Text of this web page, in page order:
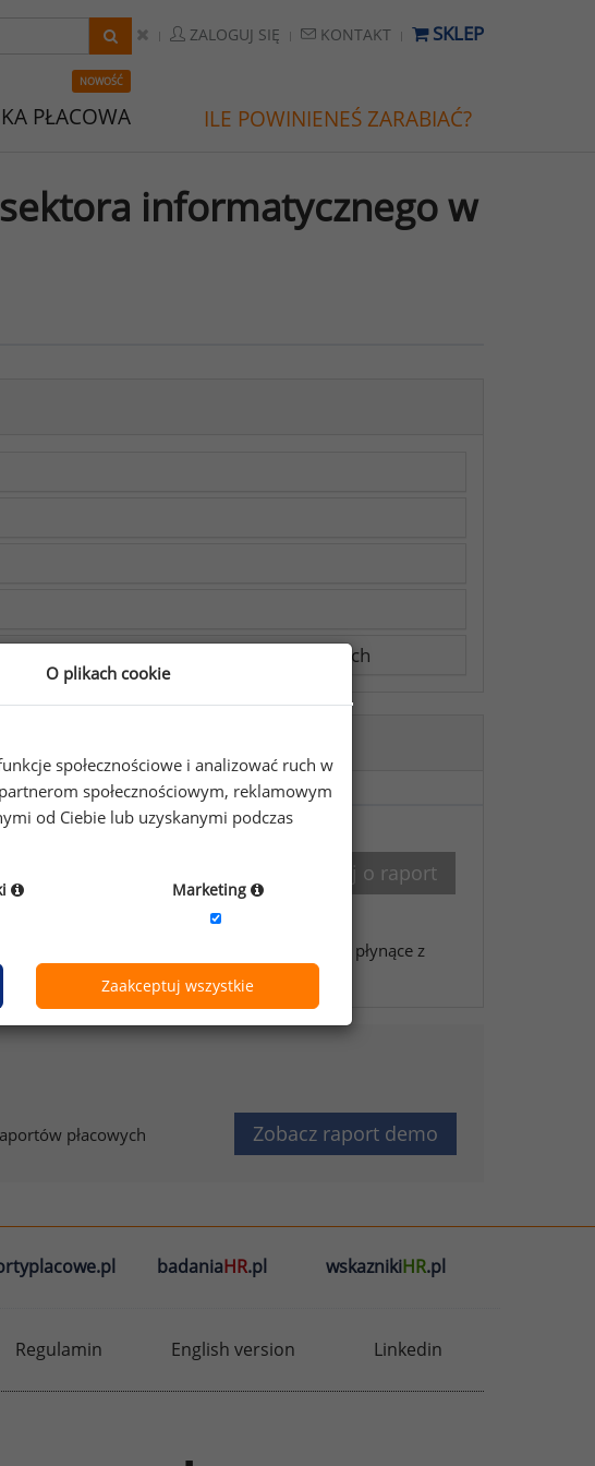
ZALOGUJ SIĘ KONTAKT SKLEP
NOWOŚĆ
PŁACOWA ILE POWINIENEŚ ZARABIAĆ?
informatycznego w
źródeł danych, w raportach płacowych
Zapytaj o raport
Zobacz wszystkie korzyści płynące z
płacowych Zobacz raport demo
badaniaHR.pl wskaznikiHR.pl
Regulamin English version Linkedin
O plikach cookie
społecznościowe i analizować ruch w
społecznościowym, reklamowym
od Ciebie lub uzyskanymi podczas
Marketing
Zaakceptuj wszystkie